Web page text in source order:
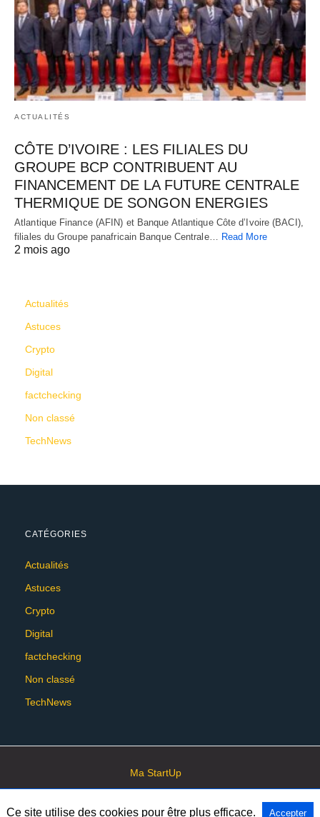
ACTUALITÉS
CÔTE D’IVOIRE : LES FILIALES DU
GROUPE BCP CONTRIBUENT AU
FINANCEMENT DE LA FUTURE CENTRALE
THERMIQUE DE SONGON ENERGIES
Atlantique Finance (AFIN) et Banque Atlantique Côte d’Ivoire (BACI),
filiales du Groupe panafricain Banque Centrale… Read More
2 mois ago
Actualités
Astuces
Crypto
Digital
factchecking
Non classé
TechNews
CATÉGORIES
Actualités
Astuces
Crypto
Digital
factchecking
Non classé
TechNews
Ma StartUp
All Rights Reserved View Non-AMP Version
Ce site utilise des cookies pour être plus efficace. Accepter